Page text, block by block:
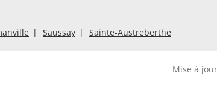
Saussay Sainte-Austreberthe
Mise à